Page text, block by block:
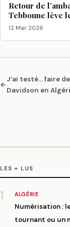
Retour de
Tebboune lève
12 Mar 2026
←
J’ai testé… faire
Davidson en
LES + LUS
1 ALGÉRIE
Numérisation :
tournant ou un